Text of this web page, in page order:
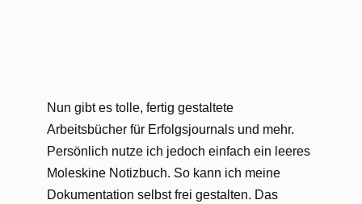
Nun gibt es tolle, fertig gestaltete
Arbeitsbücher für Erfolgsjournals und mehr.
Persönlich nutze ich jedoch einfach ein leeres
Moleskine Notizbuch. So kann ich meine
Dokumentation selbst frei gestalten. Das